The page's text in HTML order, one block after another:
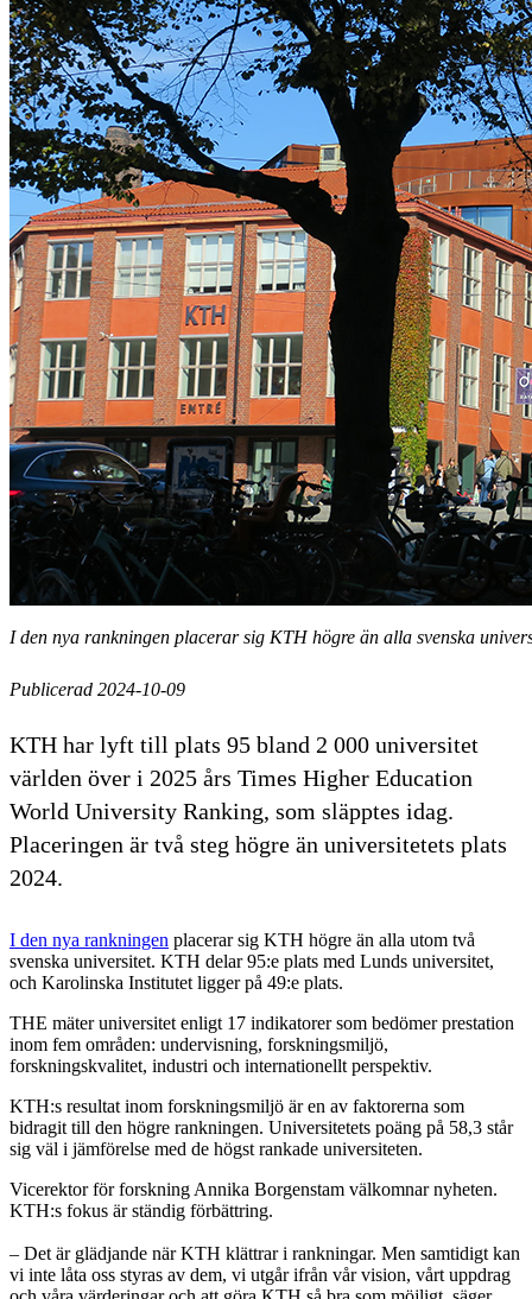
I den nya rankningen placerar sig KTH högre än alla svenska
Publicerad 2024-10-09
KTH har lyft till plats 95 bland 2 000 universitet
världen över i 2025 års Times Higher Education
World University Ranking, som släpptes idag.
Placeringen är två steg högre än universitetets plats
2024.
I den nya rankningen placerar sig KTH högre än alla utom två
svenska universitet. KTH delar 95:e plats med Lunds universitet,
och Karolinska Institutet ligger på 49:e plats.
THE mäter universitet enligt 17 indikatorer som bedömer prestation
inom fem områden: undervisning, forskningsmiljö,
forskningskvalitet, industri och internationellt perspektiv.
KTH:s resultat inom forskningsmiljö är en av faktorerna som
bidragit till den högre rankningen. Universitetets poäng på 58,3 står
sig väl i jämförelse med de högst rankade universiteten.
Vicerektor för forskning Annika Borgenstam välkomnar nyheten.
KTH:s fokus är ständig förbättring.
– Det är glädjande när KTH klättrar i rankningar. Men samtidigt kan
vi inte låta oss styras av dem, vi utgår ifrån vår vision, vårt uppdrag